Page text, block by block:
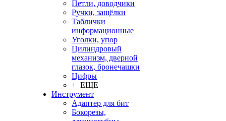
Петли, доводчики
Ручки, защёлки
Таблички
информационные
Уголки, упор
Цилиндровый
механизм, дверной
глазок, бронечашки
Цифры
+ ЕЩЕ
Инструмент
Адаптер для бит
Бокорезы,